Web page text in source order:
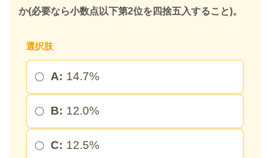
＞
か(必要なら小数点以下第2位を四捨五入すること)。
選択肢
A: 14.7%
B: 12.0%
C: 12.5%